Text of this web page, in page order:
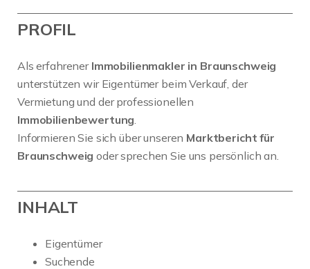
PROFIL
Als erfahrener Immobilienmakler in Braunschweig
unterstützen wir Eigentümer beim Verkauf, der
Vermietung und der professionellen
Immobilienbewertung
Informieren Sie sich über unseren Marktbericht für
Braunschweig oder sprechen Sie uns persönlich an.
INHALT
Eigentümer
Suchende